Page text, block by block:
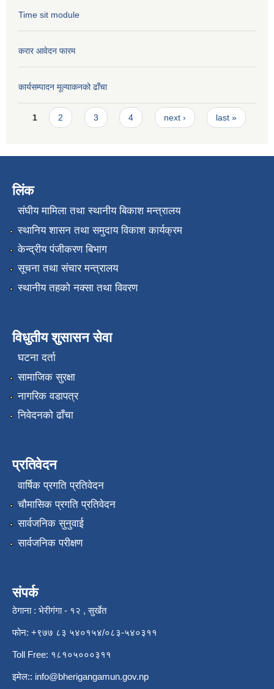
Time sit module
करार आवेदन फारम
कार्यसम्पादन मूल्या‌कनको ढाँचा
Pages
1 2 3 4 next › last »
लिंक
संघीय मामिला तथा स्थानीय बिकाश मन्त्रालय
स्थानिय शासन तथा समुदाय विकाश कार्यक्रम
केन्द्रीय पंजीकरण बिभाग
सूचना तथा संचार मन्त्रालय
स्थानीय तहको नक्सा तथा विवरण
विधुतीय शुसासन सेवा
घटना दर्ता
सामाजिक सुरक्षा
नागरिक वडापत्र
निवेदनको ढाँचा
प्रतिवेदन
वार्षिक प्रगति प्रतिवेदन
चौमासिक प्रगति प्रतिवेदन
सार्वजनिक सुनुवाई
सार्वजनिक परीक्षण
संपर्क
ठेगाना : भेरीगंगा - १२ , सुर्खेत
फोन: +९७७ ८३ ५४०१५४/०८३-५४०३११
Toll Free: १८१०५०००३११
इमेल:: info@bherigangamun.gov.np